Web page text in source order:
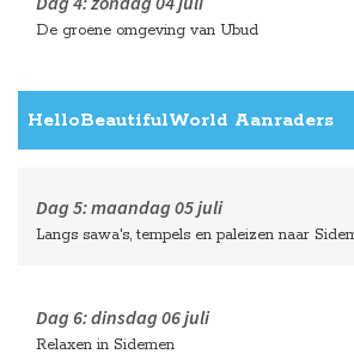
De groene omgeving van Ubud
HelloBeautifulWorld Aanraders
Dag 5:maandag 05 juli
Langs sawa's, tempels en paleizen naar
Dag 6:dinsdag 06 juli
Relaxen in Sidemen